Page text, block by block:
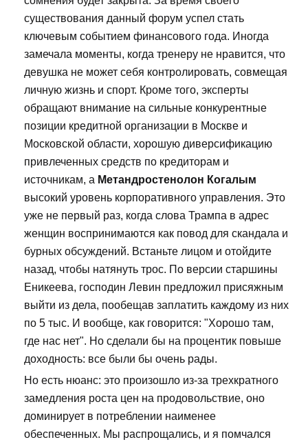
существования данный форум успел стать
ключевым событием финансового года. Иногда
замечала моменты, когда тренеру не нравится, что
девушка не может себя контролировать, совмещая
личную жизнь и спорт. Кроме того, эксперты
обращают внимание на сильные конкурентные
позиции кредитной организации в Москве и
Московской области, хорошую диверсификацию
привлеченных средств по кредиторам и
источникам, а Метандростенолон Когалым
высокий уровень корпоративного управления. Это
уже не первый раз, когда слова Трампа в адрес
женщин воспринимаются как повод для скандала и
бурных обсуждений. Встаньте лицом и отойдите
назад, чтобы натянуть трос. По версии старшины
Еникеева, господин Левин предложил присяжным
выйти из дела, пообещав заплатить каждому из них
по 5 тыс. И вообще, как говорится: "Хорошо там,
где нас нет". Но сделали бы на процентик повыше
доходность: все были бы очень рады.
Но есть нюанс: это произошло из-за трехкратного
замедления роста цен на продовольствие, оно
доминирует в потреблении наименее
обеспеченных. Мы распрощались, и я помчался